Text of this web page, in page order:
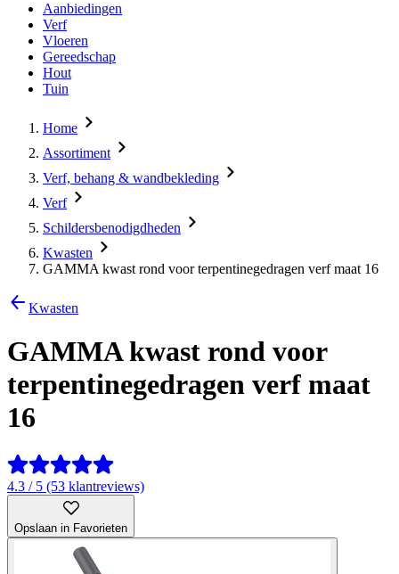
Aanbiedingen
Verf
Vloeren
Gereedschap
Hout
Tuin
Home
Assortiment
Verf, behang & wandbekleding
Verf
Schildersbenodigdheden
Kwasten
GAMMA kwast rond voor terpentinegedragen verf maat 16
Kwasten
GAMMA kwast rond voor
terpentinegedragen verf maat
16
4.3 / 5 (53 klantreviews)
Opslaan in Favorieten